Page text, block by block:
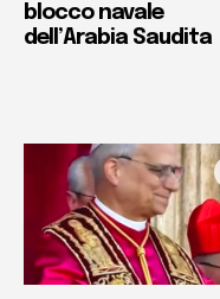
blocco navale
dell’Arabia Saudita